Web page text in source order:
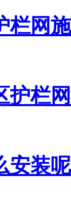
栏网
护栏
安装